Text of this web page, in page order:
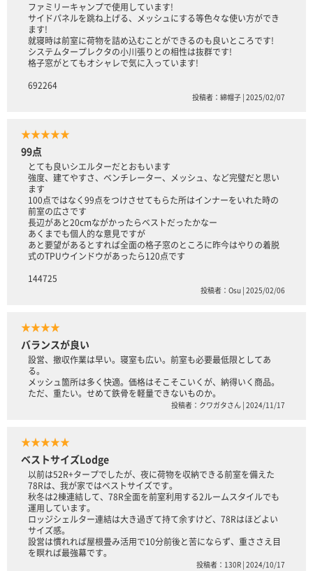
ファミリーキャンプで使用しています!
サイドパネルを跳ね上げる、メッシュにする等色々な使い方ができ
ます!
就寝時は前室に荷物を詰め込むことができるのも良いところです!
システムタープレクタの小川張りとの相性は抜群です!
格子窓がとてもオシャレで気に入っています!
692264
投稿者：綿帽子 | 2025/02/07
★★★★★
99点
とても良いシエルターだとおもいます
強度、建てやすさ、ベンチレーター、メッシュ、など完璧だと思い
ます
100点ではなく99点をつけさせてもらた所はインナーをいれた時の
前室の広さです
長辺があと20cmながかったらベストだったかなー
あくまでも個人的な意見ですが
あと要望があるとすれば全面の格子窓のところに昨今はやりの着脱
式のTPUウインドウがあったら120点です
144725
投稿者：Osu | 2025/02/06
★★★★
バランスが良い
設営、撤収作業は早い。寝室も広い。前室も必要最低限としてあ
る。
メッシュ箇所は多く快適。価格はそこそこいくが、納得いく商品。
ただ、重たい。せめて鉄骨を軽量できないものか。
投稿者：クワガタさん | 2024/11/17
★★★★★
ベストサイズLodge
以前は52R+タープでしたが、夜に荷物を収納できる前室を備えた
78Rは、我が家ではベストサイズです。
秋冬は2棟連結して、78R全面を前室利用する2ルームスタイルでも
運用しています。
ロッジシェルター連結は大き過ぎて持て余すけど、78Rはほどよい
サイズ感。
設営は慣れれば屋根畳み活用で10分前後と苦にならず、重ささえ目
を瞑れば最強幕です。
投稿者：130R | 2024/10/17